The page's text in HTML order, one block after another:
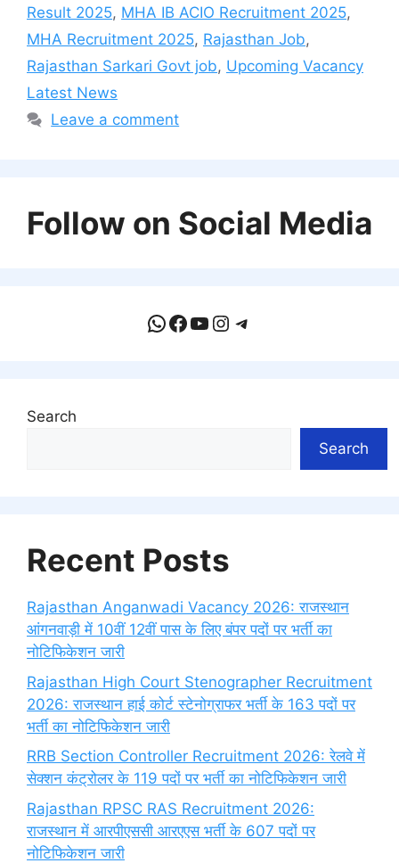
Result 2025, MHA IB ACIO Recruitment 2025,
MHA Recruitment 2025, Rajasthan Job,
Rajasthan Sarkari Govt job, Upcoming Vacancy
Latest News
Leave a comment
Follow on Social Media
WhatsApp
Facebook
YouTube
Instagram
Telegram
Search
Search
Recent Posts
Rajasthan Anganwadi Vacancy 2026: राजस्थान
आंगनवाड़ी में 10वीं 12वीं पास के लिए बंपर पदों पर भर्ती का
नोटिफिकेशन जारी
Rajasthan High Court Stenographer Recruitment
2026: राजस्थान हाई कोर्ट स्टेनोग्राफर भर्ती के 163 पदों पर
भर्ती का नोटिफिकेशन जारी
RRB Section Controller Recruitment 2026: रेलवे में
सेक्शन कंट्रोलर के 119 पदों पर भर्ती का नोटिफिकेशन जारी
Rajasthan RPSC RAS Recruitment 2026:
राजस्थान में आरपीएससी आरएएस भर्ती के 607 पदों पर
नोटिफिकेशन जारी